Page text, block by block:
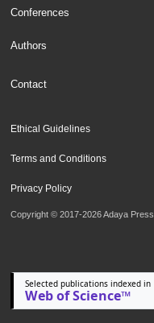
Conferences
Authors
Contact
Ethical Guidelines
Terms and Conditions
Privacy Policy
Copyright © 2017-2026 Adaya Press
Selected publications indexed in
Web of Science™